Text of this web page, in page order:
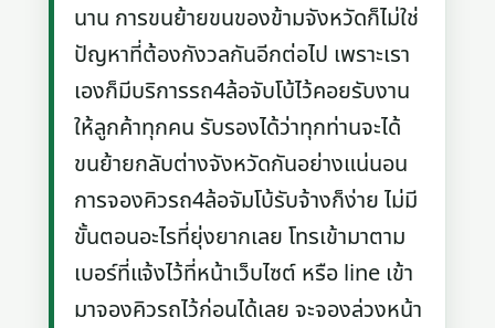
นาน การขนย้ายขนของข้ามจังหวัดก็ไม่ใช่
ปัญหาที่ต้องกังวลกันอีกต่อไป เพราะเรา
เองก็มีบริการรถ4ล้อจับโบ้ไว้คอยรับงาน
ให้ลูกค้าทุกคน รับรองได้ว่าทุกท่านจะได้
ขนย้ายกลับต่างจังหวัดกันอย่างแน่นอน
การจองคิวรถ4ล้อจัมโบ้รับจ้างก็ง่าย ไม่มี
ขั้นตอนอะไรที่ยุ่งยากเลย โทรเข้ามาตาม
เบอร์ที่แจ้งไว้ที่หน้าเว็บไซต์ หรือ line เข้า
มาจองคิวรถไว้ก่อนได้เลย จะจองล่วงหน้า